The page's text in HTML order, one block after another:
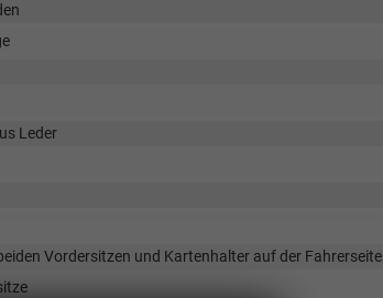
Leder
Vordersitzen und Kartenhalter auf der Fahrerseite